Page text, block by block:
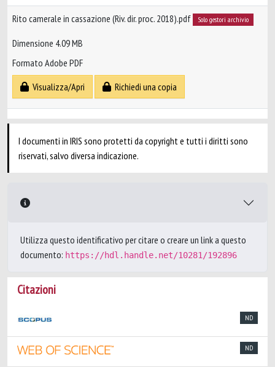
Rito camerale in cassazione (Riv. dir. proc. 2018).pdf Solo gestori archivio
Dimensione 4.09 MB
Formato Adobe PDF
Visualizza/Apri
Richiedi una copia
I documenti in IRIS sono protetti da copyright e tutti i diritti sono
riservati, salvo diversa indicazione.
Utilizza questo identificativo per citare o creare un link a questo
documento: https://hdl.handle.net/10281/192896
Citazioni
ND
ND